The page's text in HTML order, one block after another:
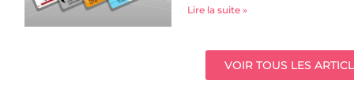
Lire la suite »
VOIR TOUS LES